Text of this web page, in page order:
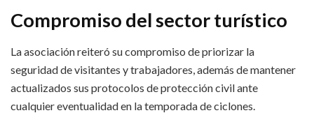
Compromiso del sector turístico
La asociación reiteró su compromiso de priorizar la
seguridad de visitantes y trabajadores, además de mantener
actualizados sus protocolos de protección civil ante
cualquier eventualidad en la temporada de ciclones.